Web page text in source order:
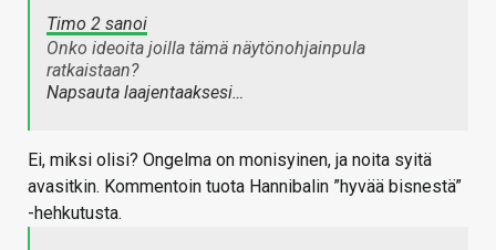
Timo 2 sanoi
Onko ideoita joilla tämä näytönohjainpula
ratkaistaan?
Napsauta laajentaaksesi…
Ei, miksi olisi? Ongelma on monisyinen, ja noita syitä
avasitkin. Kommentoin tuota Hannibalin ”hyvää bisnestä”
-hehkutusta.